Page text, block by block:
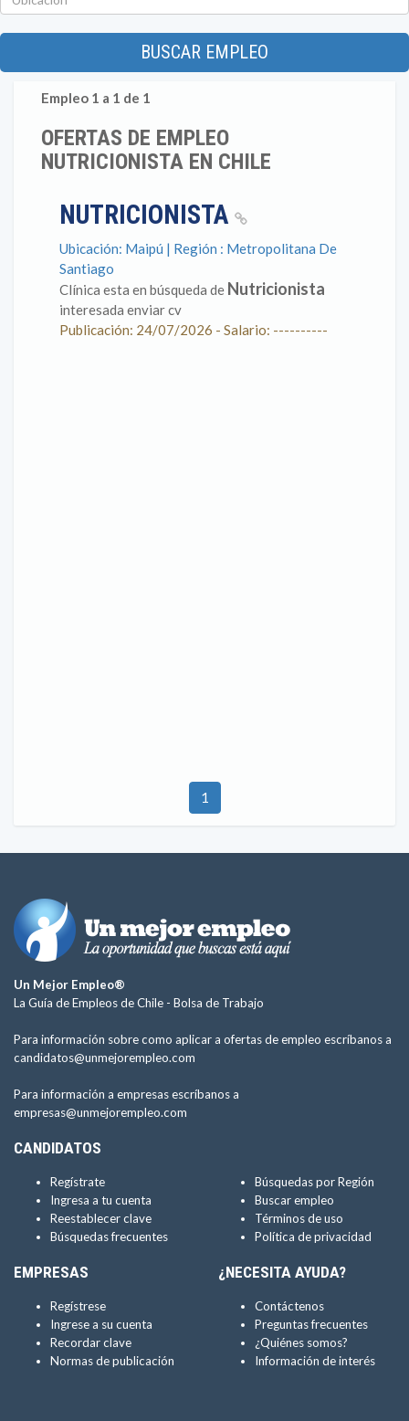
BUSCAR EMPLEO
Empleo 1 a 1 de 1
OFERTAS DE EMPLEO
NUTRICIONISTA EN CHILE
NUTRICIONISTA
Ubicación: Maipú | Región : Metropolitana De
Santiago
Clínica esta en búsqueda de Nutricionista
interesada enviar cv
Publicación: 24/07/2026 - Salario: ----------
1
Un Mejor Empleo®
La Guía de Empleos de Chile - Bolsa de Trabajo
Para información sobre como aplicar a ofertas de empleo escríbanos a
candidatos@unmejorempleo.com
Para información a empresas escríbanos a
empresas@unmejorempleo.com
CANDIDATOS
Regístrate
Ingresa a tu cuenta
Reestablecer clave
Búsquedas frecuentes
Búsquedas por Región
Buscar empleo
Términos de uso
Política de privacidad
EMPRESAS
Regístrese
Ingrese a su cuenta
Recordar clave
Normas de publicación
¿NECESITA AYUDA?
Contáctenos
Preguntas frecuentes
¿Quiénes somos?
Información de interés